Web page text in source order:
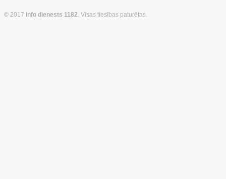
© 2017 Info dienests 1182. Visas tiesības paturētas.